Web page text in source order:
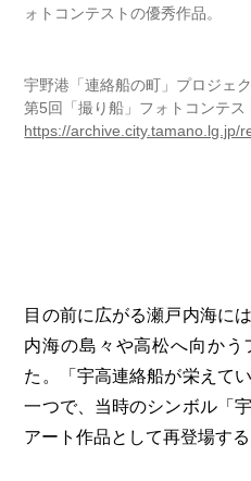
ォトコンテストの優秀作品。
宇野港「連絡船の町」プロジェ
第5回「撮り船」フォトコンテス
https://archive.city.tamano.lg.jp/
目の前に広がる瀬戸内海に
内海の島々や高松へ向かう
た。「宇高連絡船が栄えて
一つで、当時のシンボル「
アート作品として再登場する